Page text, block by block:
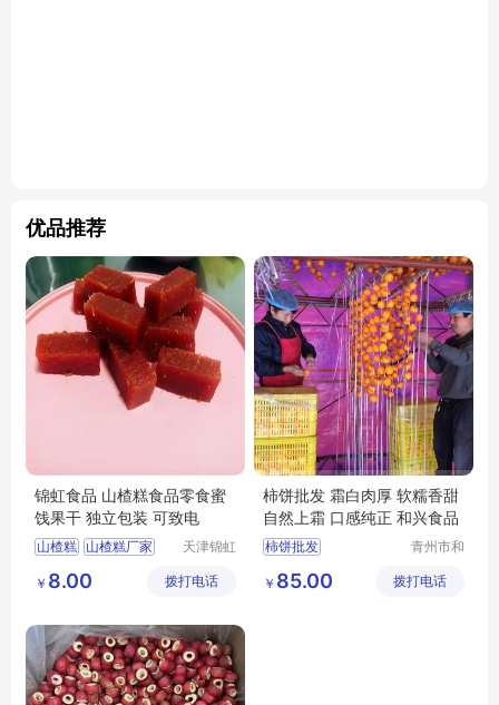
优品推荐
锦虹食品 山楂糕食品零食蜜
饯果干 独立包装 可致电
山楂糕 山楂糕厂家
山楂糕批发
天津锦虹
公司
￥ 8.00 拨打电话
柿饼批发 霜白肉厚 软糯香甜
自然上霜 口感纯正 和兴食品
柿饼批发
青州市和
限公司
￥ 85.00 拨打电话